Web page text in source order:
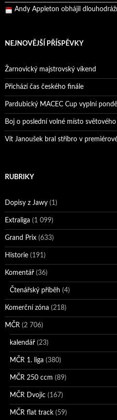
Andy Appleton obhájil
NEJNOVĚJŠÍ PŘÍSPĚVKY
Žarnovický majstrovský víkend
Přichází čas českého finále
Pardubický MACEC Cup vyplní
Boj o poslední volné místo
Vít Janoušek bral stříbro v
RUBRIKY
Dopisy z Jawy (1)
Extraliga (1 099)
Grand Prix (633)
Historie (191)
Komentář (36)
Čtenářský příběh (4)
Komerční zóna (218)
MČR (2 706)
kalendář (23)
MČR 1. liga (380)
MČR 250 ccm (89)
MČR Dvojic (167)
MČR flat track (59)